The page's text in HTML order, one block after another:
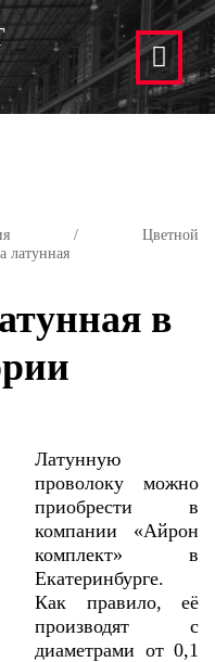
/ Цветной
латунная
в
Латунную
проволоку можно
приобрести в
компании «Айрон
комплект» в
Екатеринбурге.
Как правило, еë
производят с
диаметрами от 0,1